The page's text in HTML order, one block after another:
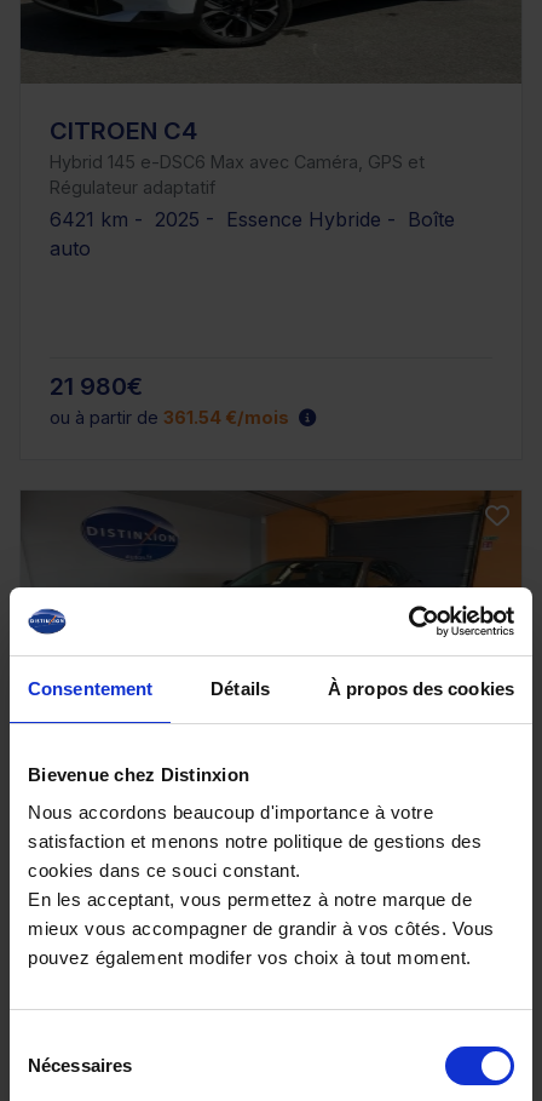
Consentement Détails À propos des cookies
Bievenue chez Distinxion
Nous accordons beaucoup d'importance à votre
satisfaction et menons notre politique de gestions des
cookies dans ce souci constant.
En les acceptant, vous permettez à notre marque de
mieux vous accompagner de grandir à vos côtés. Vous
pouvez également modifer vos choix à tout moment.
Nécessaires
CITROEN C4
Hybrid 145 e-DSC6 Max avec Caméra, GPS et
Régulateur adaptatif
6421 km - 2025 - Essence Hybride - Boîte
auto
21 980€
ou à partir de 361.54 €/mois
CITROEN C4
HYBRID 145 E-DCS6 PLUS
9700 km - 2025 - Essence Hybride - Boîte
auto
19 980€